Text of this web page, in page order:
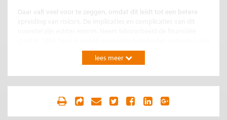
Daar valt veel voor te zeggen, omdat dit leidt tot een betere
beurswaarde verdampten. Had de samenleving die last op zich
willen nemen? Of was het beter om die last bij beleggers te
diepgaande maatschappelijk discussie vergen.
Het arrest van de Hoge Raad verandert met
lees meer